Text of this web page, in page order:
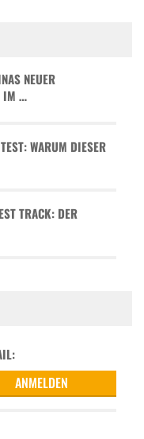
NEUER
IM …
WARUM DIESER
TRACK: DER